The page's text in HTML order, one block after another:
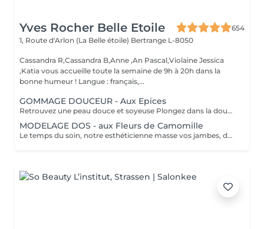
Yves Rocher Belle Etoile
654
1, Route d'Arlon (La Belle étoile) Bertrange L-8050
Cassandra R,Cassandra B,Anne ,An Pascal,Violaine Jessica
,Katia vous accueille toute la semaine de 9h à 20h dans la
bonne humeur ! Langue : français,...
GOMMAGE DOUCEUR - Aux Epices
Retrouvez une peau douce et soyeuse Plongez dans la douceur tropicale dIndonésie à travers les notes épicées des huiles essentielles de Girofle et de Muscade. Ce gommage aux effluves chauds et naturels vous transporte tout en exfoliant délicatement votre peau : elle est douce, lumineuse et satinée.
MODELAGE DOS - aux Fleurs de Camomille
Le temps du soin, notre esthéticienne masse vos jambes, des orteils à la taille dans un mouvement tonique qui active la microcirculation et leurs procure un confort sans précédent. Bénéfices : Vos jambes retrouvent fraicheur et légèreté.